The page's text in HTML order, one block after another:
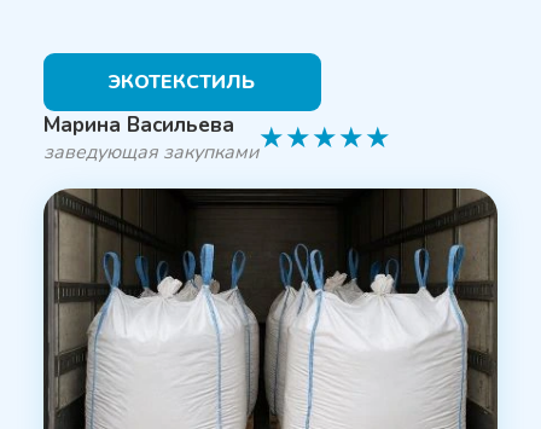
ЭКОТЕКСТИЛЬ
Марина Васильева
заведующая закупками★★★★★